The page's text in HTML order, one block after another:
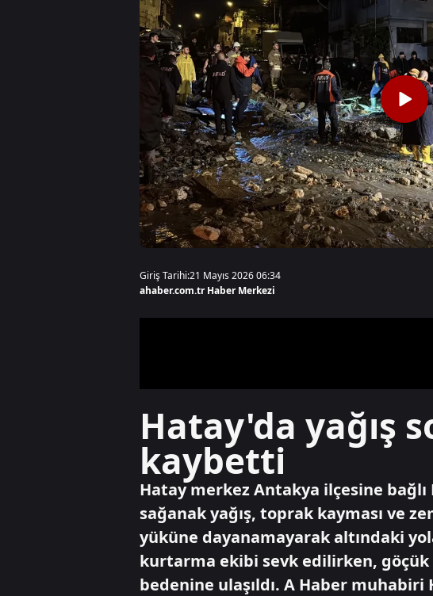
Giriş Tarihi:21 Mayıs 2026 06:34
ahaber.com.tr Haber Merkezi
Hatay'da yağış
kaybetti
Hatay merkez Antakya ilçesine bağlı
sağanak yağış, toprak kayması ve
yüküne dayanamayarak altındaki
kurtarma ekibi sevk edilirken, göçük
bedenine ulaşıldı. A Haber